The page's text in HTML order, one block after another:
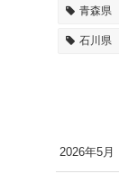
青森県
石川県
2026年5月